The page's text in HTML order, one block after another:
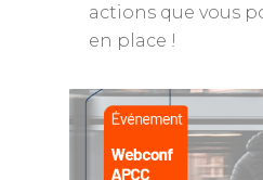
actions que vous
en place !